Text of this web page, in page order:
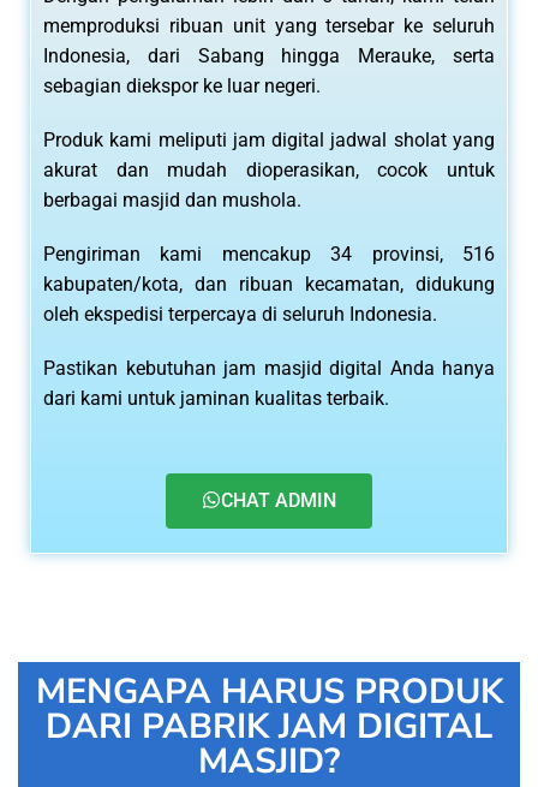
memproduksi ribuan unit yang tersebar ke seluruh
Indonesia, dari Sabang hingga Merauke, serta
sebagian diekspor ke luar negeri.
Produk kami meliputi jam digital jadwal sholat yang
akurat dan mudah dioperasikan, cocok untuk
berbagai masjid dan mushola.
Pengiriman kami mencakup 34 provinsi, 516
kabupaten/kota, dan ribuan kecamatan, didukung
oleh ekspedisi terpercaya di seluruh Indonesia.
Pastikan kebutuhan jam masjid digital Anda hanya
dari kami untuk jaminan kualitas terbaik.
CHAT ADMIN
MENGAPA HARUS PRODUK
DARI PABRIK JAM DIGITAL
MASJID?